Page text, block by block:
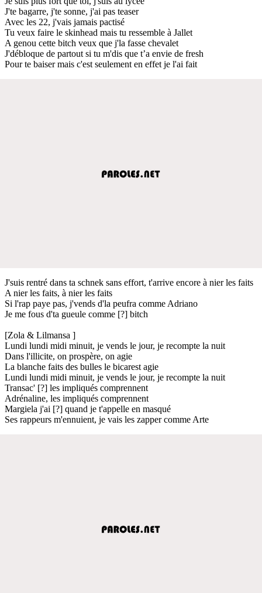
J'te bagarre, j'te sonne, j'ai pas teaser
Avec les 22, j'vais jamais pactisé
Tu veux faire le skinhead mais tu ressemble à Jallet
A genou cette bitch veux que j'la fasse chevalet
J'débloque de partout si tu m'dis que t’a envie de fresh
Pour te baiser mais c'est seulement en effet je l'ai fait
J'suis rentré dans ta schnek sans effort, t'arrive encore à nier les faits
A nier les faits, à nier les faits
Si l'rap paye pas, j'vends d'la peufra comme Adriano
Je me fous d'ta gueule comme [?] bitch
[Zola & Lilmansa ]
Lundi lundi midi minuit, je vends le jour, je recompte la nuit
Dans l'illicite, on prospère, on agie
La blanche faits des bulles le bicarest agie
Lundi lundi midi minuit, je vends le jour, je recompte la nuit
Transac' [?] les impliqués comprennent
Adrénaline, les impliqués comprennent
Margiela j'ai [?] quand je t'appelle en masqué
Ses rappeurs m'ennuient, je vais les zapper comme Arte